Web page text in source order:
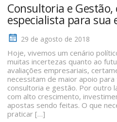
Consultoria e
especialista para sua
29 de agosto de 2018
Hoje, vivemos um cenário
muitas incertezas quanto ao
avaliações empresariais,
necessitam de maior apoio
consultoria e gestão. Por outro
com alto crescimento,
apostas sendo feitas. O que
praticar […]